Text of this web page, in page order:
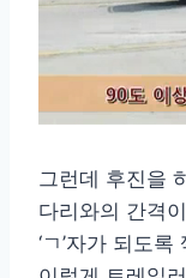
그런데 후진을
다리와의 간격
‘ㄱ’자가 되도